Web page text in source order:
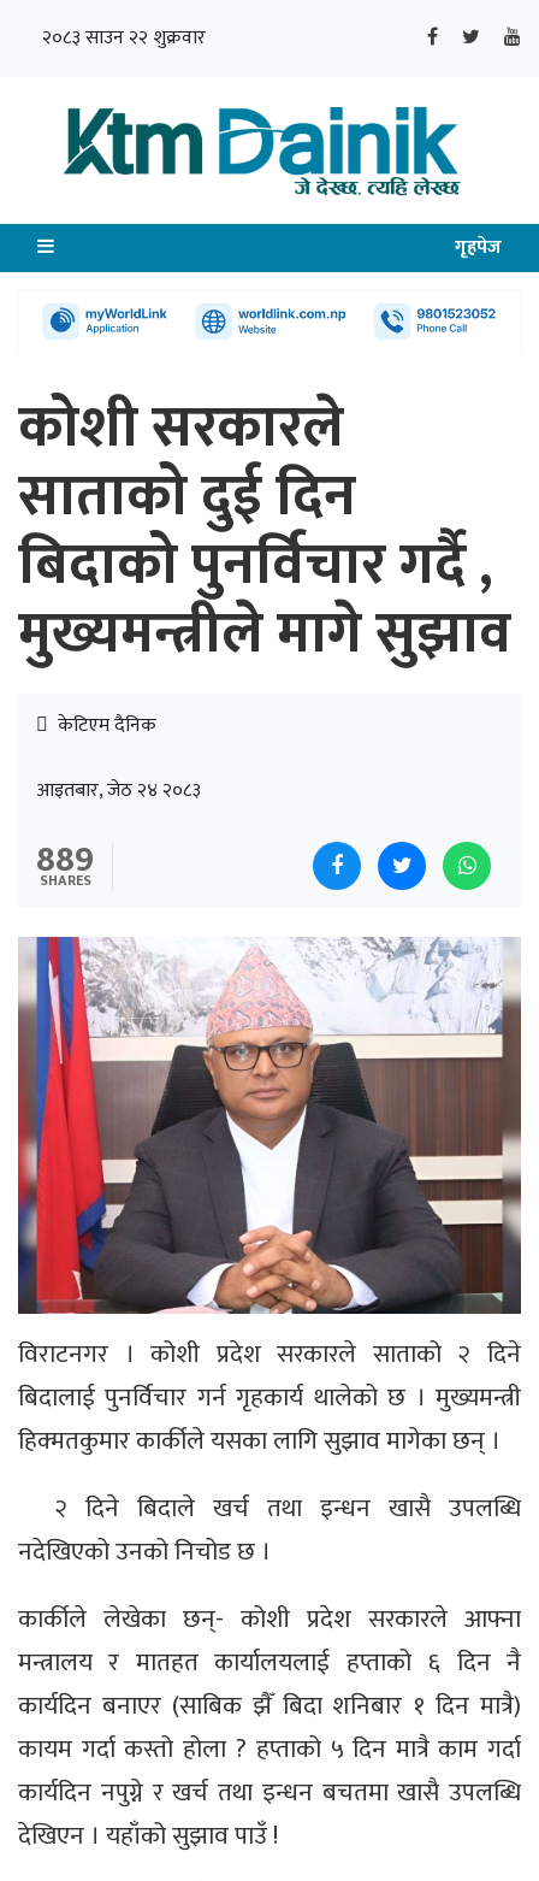
२०८३ साउन २२ शुक्रवार
गृहपेज
कोशी सरकारले
साताको दुई दिन
बिदाको पुनर्विचार गर्दै ,
मुख्यमन्त्रीले मागे सुझाव
केटिएम दैनिक
आइतबार, जेठ २४ २०८३
889
SHARES
विराटनगर । कोशी प्रदेश सरकारले साताको २ दिने
बिदालाई पुनर्विचार गर्न गृहकार्य थालेको छ । मुख्यमन्त्री
हिक्मतकुमार कार्कीले यसका लागि सुझाव मागेका छन् ।
२ दिने बिदाले खर्च तथा इन्धन खासै उपलब्धि
नदेखिएको उनको निचोड छ ।
कार्कीले लेखेका छन्- कोशी प्रदेश सरकारले आफ्ना
मन्त्रालय र मातहत कार्यालयलाई हप्ताको ६ दिन नै
कार्यदिन बनाएर (साबिक झैँ बिदा शनिबार १ दिन मात्रै)
कायम गर्दा कस्तो होला ? हप्ताको ५ दिन मात्रै काम गर्दा
कार्यदिन नपुग्ने र खर्च तथा इन्धन बचतमा खासै उपलब्धि
देखिएन । यहाँको सुझाव पाउँ !